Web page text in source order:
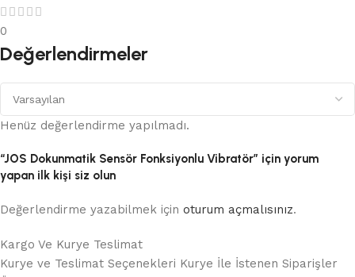
0
Değerlendirmeler
Henüz değerlendirme yapılmadı.
“JOS Dokunmatik Sensör Fonksiyonlu Vibratör” için yorum
yapan ilk kişi siz olun
Değerlendirme yazabilmek için oturum açmalısınız.
Kargo Ve Kurye Teslimat
Kurye ve Teslimat Seçenekleri Kurye İle İstenen Siparişler